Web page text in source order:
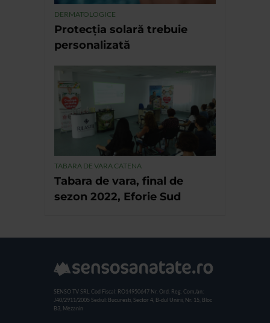
DERMATOLOGICE
Protecția solară trebuie
personalizată
TABARA DE VARA CATENA
Tabara de vara, final de
sezon 2022, Eforie Sud
SENSO TV SRL Cod Fiscal: RO14950647 Nr. Ord. Reg. Com./an:
J40/2911/2005 Sediul: Bucuresti, Sector 4, B-dul Unirii, Nr. 15, Bloc
B3, Mezanin